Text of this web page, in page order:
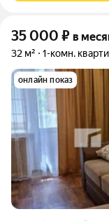
35 000 ₽ в
32 м² 1-комн.
онлайн показ